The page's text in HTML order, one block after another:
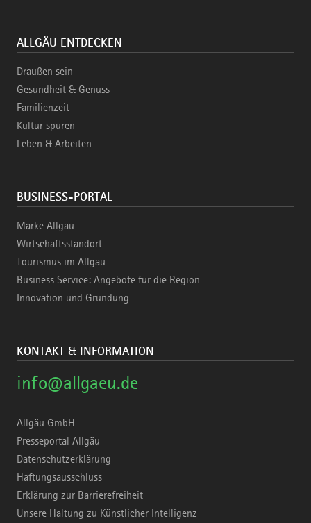
ALLGÄU ENTDECKEN
Draußen sein
Gesundheit & Genuss
Familienzeit
Kultur spüren
Leben & Arbeiten
BUSINESS-PORTAL
Marke Allgäu
Wirtschaftsstandort
Tourismus im Allgäu
Business Service: Angebote für die Region
Innovation und Gründung
KONTAKT & INFORMATION
info@allgaeu.de
Allgäu GmbH
Presseportal Allgäu
Datenschutzerklärung
Haftungsausschluss
Erklärung zur Barrierefreiheit
Unsere Haltung zu Künstlicher Intelligenz